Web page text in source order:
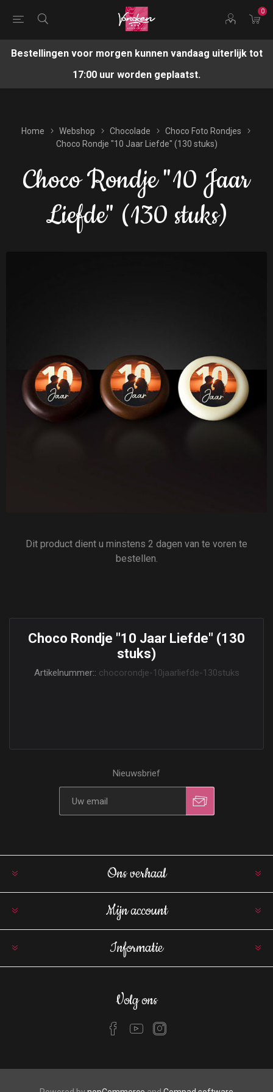
0
Bestellingen voor morgen kunnen vandaag uiterlijk tot
17:00 uur worden geplaatst.
Home Webshop Chocolade
Choco Foto Rondjes
Choco Rondje "10 Jaar Liefde" (130 stuks)
Choco Rondje "10 Jaar
Liefde" (130 stuks)
Dit product dient u minstens 2 dagen van te voren te
bestellen.
Choco Rondje "10 Jaar Liefde" (130
stuks)
Artikelnummer:: chocorondje-10jaarliefde-130stuks
Nieuwsbrief
Ons verhaal
Mijn account
Informatie
Volg ons